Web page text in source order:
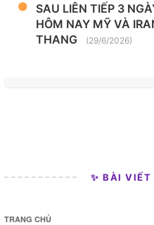
SAU LIÊN TIẾP 3
HÔM NAY MỸ VÀ
THANG
(29/6/2026)
✨ BÀI VIẾT
TRANG CHỦ